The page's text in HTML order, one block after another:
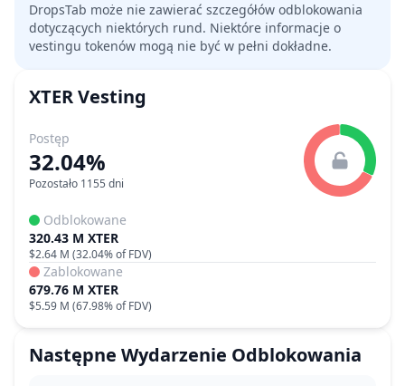
DropsTab może nie zawierać szczegółów odblokowania
dotyczących niektórych rund. Niektóre informacje o
vestingu tokenów mogą nie być w pełni dokładne.
XTERVesting
Postęp
32.04%
Pozostało 1155 dni
Odblokowane
320.43 M XTER
$2.64 M (32.04%of FDV)
Zablokowane
679.76 M XTER
$5.59 M (67.98%of FDV)
Następne Wydarzenie Odblokowania